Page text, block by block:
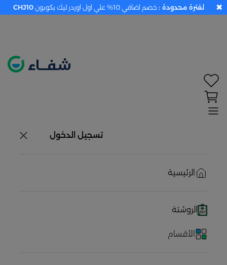
تسجيل الدخول
الرئيسية
الروشتة
الأقسام
لفترة محدودة : خصم اضافي 10% علي اول اوردر ليك بكوبون CHJ10 ✖